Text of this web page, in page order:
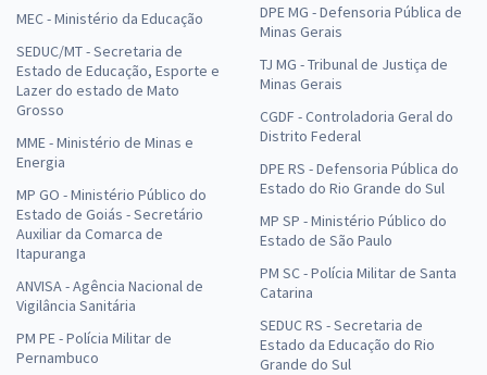
MEC - Ministério da Educação
SEDUC/MT - Secretaria de
Estado de Educação, Esporte e
Lazer do estado de Mato
Grosso
MME - Ministério de Minas e
Energia
MP GO - Ministério Público do
Estado de Goiás - Secretário
Auxiliar da Comarca de
Itapuranga
ANVISA - Agência Nacional de
Vigilância Sanitária
PM PE - Polícia Militar de
Pernambuco
DPE MG - Defensoria Pública de
Minas Gerais
TJ MG - Tribunal de Justiça de
Minas Gerais
CGDF - Controladoria Geral do
Distrito Federal
DPE RS - Defensoria Pública do
Estado do Rio Grande do Sul
MP SP - Ministério Público do
Estado de São Paulo
PM SC - Polícia Militar de Santa
Catarina
SEDUC RS - Secretaria de
Estado da Educação do Rio
Grande do Sul